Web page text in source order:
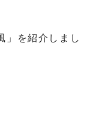
」を紹介しまし